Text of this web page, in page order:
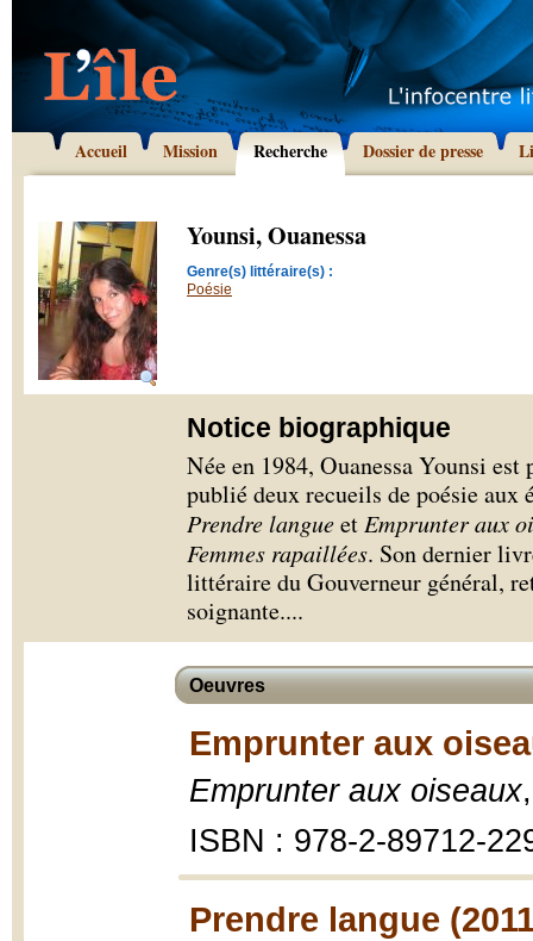
Accueil Mission Recherche Dossier de presse
Younsi, Ouanessa
Genre(s) littéraire(s) :
Poésie
Notice biographique
Née en 1984, Ouanessa Younsi
publié deux recueils de poésie
Prendre langueet Emprunter aux
Femmes rapaillées. Son dernier
littéraire du Gouverneur général,
soignante....
Oeuvres
Emprunter aux
Emprunter aux oiseaux
ISBN : 978-2-89712-
Prendre langue